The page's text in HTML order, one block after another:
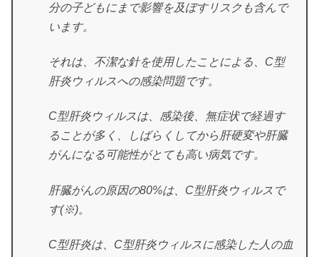
分の子どもにまで影響を及ぼすリスクも含んで
います。
それは、不潔な針を使用したことによる、C型
肝炎ウィルスへの感染問題です。
C型肝炎ウィルスは、感染後、無症状で経過す
ることが多く、しばらくしてから肝硬変や肝臓
がんになる可能性がとても高い病気です。
肝臓がんの原因の80%は、C型肝炎ウィルスで
す(※)。
C型肝炎は、C型肝炎ウィルスに感染した人の血